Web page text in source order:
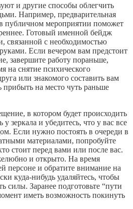
и другие способы облегчить
Например, предварительная
в публичном мероприятии поможет
Готовый именной бейдж
связанной с необходимостью
Если вечером вам предстоит
завершите работу пораньше,
на снятие психического
или знакомого составить вам
на место чуть раньше
в котором будет происходить
зеркала и убедитесь, что у вас все
Если нужно постоять в очереди в
материалами, попробуйте
стоит перед вами или после вас.
и открыто. На время
персоне и обратите внимание на
куда-нибудь удаляйтесь, чтобы
силы. Заранее подготовьте “пути
иметь возможность покинуть